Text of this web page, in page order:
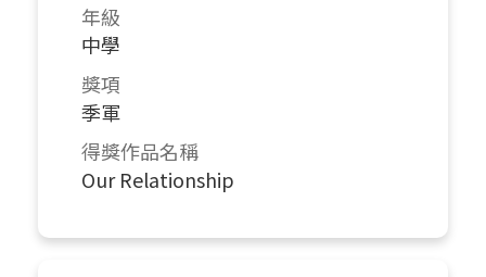
年級
中學
獎項
季軍
得獎作品名稱
Our Relationship